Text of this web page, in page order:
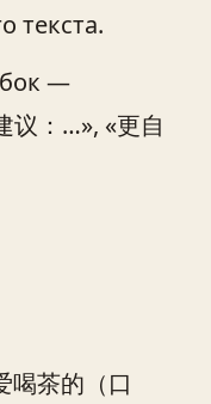
текста.
—
：…», «更自
茶的（口